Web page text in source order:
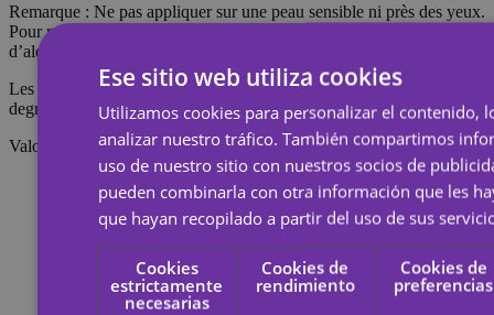
Remarque : Ne pas appliquer sur une peau sensible ni près des yeux.
Pour retirer le tatouage, imbibez-le d’huile corporelle, de crème ou
d’alcool ; attendez 20 secondes, puis frottez avec un coton.
Les tatouages temporaires durent environ 7 jours, en fonction du
degré de frottement qu'ils subissent.
Valoraciones
Ese sitio web utiliza cookies
Utilizamos cookies para personalizar el contenido,
analizar nuestro tráfico. También compartimos
uso de nuestro sitio con nuestros socios de
pueden combinarla con otra información que les
que hayan recopilado a partir del uso de sus
Cookies
estrictamente
necesarias
Cookies de
rendimiento
Cookies de
preferencias